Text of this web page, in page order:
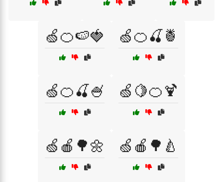
🍏🍊🍉🍓 🍏🍊🍒🍍
🍏🍊🍒🍧 🍏🍋🍊🍹
🍏🍎🌳🌼 🍏🍎🌳🍐